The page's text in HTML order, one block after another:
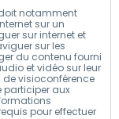
notamment
sur un
sur internet et
sur les
du contenu fourni
et vidéo sur leur
de visioconférence
participer aux
pour effectuer